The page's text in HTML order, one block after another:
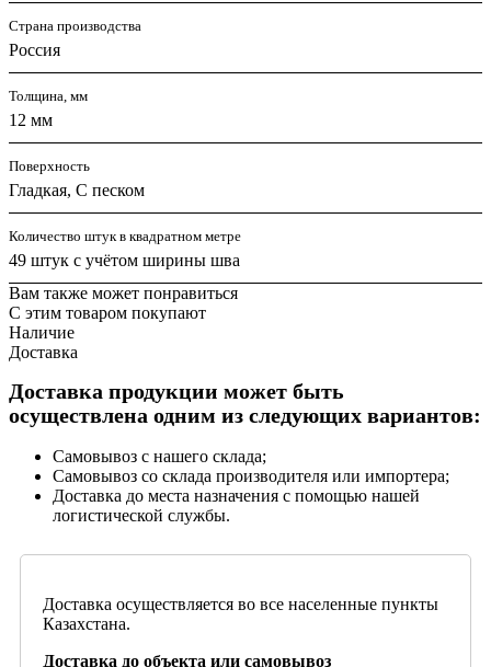
Страна производства
Россия
Толщина, мм
12 мм
Поверхность
Гладкая, С песком
Количество штук в квадратном метре
49 штук с учётом ширины шва
Вам также может понравиться
С этим товаром покупают
Наличие
Доставка
Доставка продукции может быть
осуществлена одним из следующих вариантов:
Самовывоз с нашего склада;
Самовывоз со склада производителя или импортера;
Доставка до места назначения с помощью нашей
логистической службы.
Доставка осуществляется во все населенные пункты
Казахстана.
Доставка до объекта или самовывоз